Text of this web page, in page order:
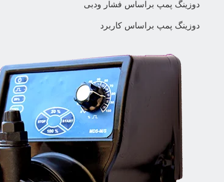
دوزینگ پمپ براساس فشار ودبی
دوزینگ پمپ براساس کاربرد